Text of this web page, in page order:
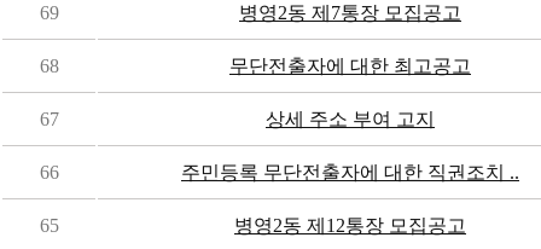
69 병영2동 제7통장 모집공고
68 무단전출자에 대한 최고공고
67 상세 주소 부여 고지
66 주민등록 무단전출자에 대한 직권조치 ..
65 병영2동 제12통장 모집공고